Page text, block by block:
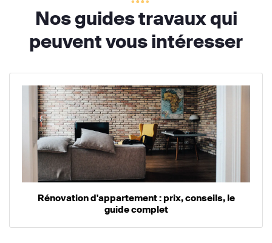
Nos guides travaux qui
peuvent vous intéresser
Rénovation d'appartement : prix, conseils, le
guide complet